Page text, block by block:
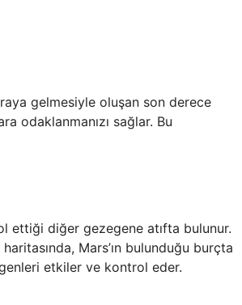
gelmesiyle oluşan son derece
odaklanmanızı sağlar. Bu
ettiği diğer gezegene atıfta bulunur.
Mars’ın bulunduğu burçta
etkiler ve kontrol eder.